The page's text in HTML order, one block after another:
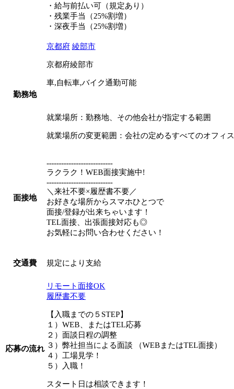
・給与前払い可（規定あり）
・残業手当（25%割増）
・深夜手当（25%割増）
勤務地
京都府 綾部市
京都府綾部市
車,自転車,バイク通勤可能
就業場所：勤務地、その他会社が指定する範囲
就業場所の変更範囲：会社の定めるすべてのオフィス
面接地
---------------------------
ラクラク！WEB面接実施中!
---------------------------
＼来社不要×履歴書不要／
お好きな場所からスマホひとつで
面接/登録が出来ちゃいます！
TEL面接、出張面接対応も◎
お気軽にお問い合わせください！
交通費 規定により支給
応募の流れ
リモート面接OK
履歴書不要
【入職までの５STEP】
１）WEB、またはTEL応募
２）面談日程の調整
３）弊社担当による面談 （WEBまたはTEL面接）
４）工場見学！
５）入職！
スタート日は相談できます！